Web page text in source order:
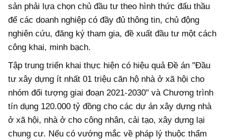
sản phải lựa chọn chủ đầu tư theo hình thức đấu thầu
để các doanh nghiệp có đầy đủ thông tin, chủ động
nghiên cứu, đăng ký tham gia, đề xuất đầu tư một cách
công khai, minh bạch.
Tập trung triển khai thực hiện có hiệu quả Đề án "Đầu
tư xây dựng ít nhất 01 triệu căn hộ nhà ở xã hội cho
nhóm đối tượng giai đoạn 2021-2030" và Chương trình
tín dụng 120.000 tỷ đồng cho các dự án xây dựng nhà
ở xã hội, nhà ở cho công nhân, cải tạo, xây dựng lại
chung cư. Nếu có vướng mắc về pháp lý thuộc thẩm